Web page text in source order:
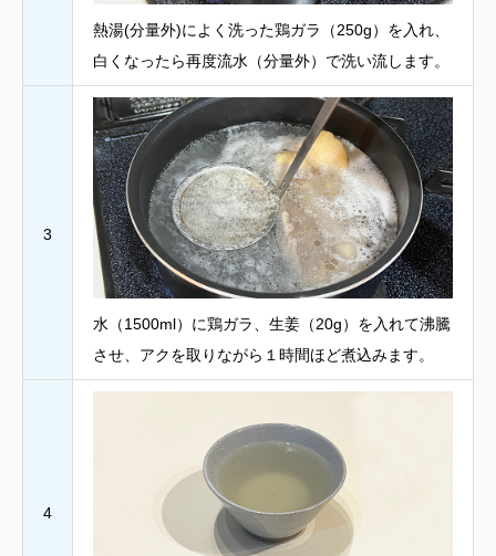
熱湯(分量外)によく洗った鶏ガラ（250g）を入れ、
白くなったら再度流水（分量外）で洗い流します。
3
水（1500ml）に鶏ガラ、生姜（20g）を入れて沸騰
させ、アクを取りながら１時間ほど煮込みます。
4